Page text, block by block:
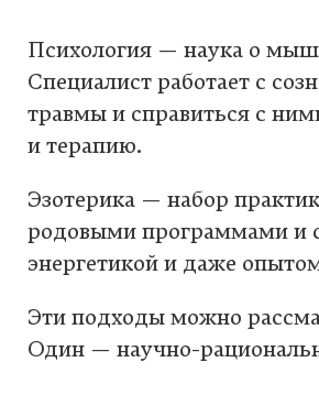
Психология — наука о
Специалист работает с
травмы и справиться с
и терапию.
Эзотерика — набор
родовыми программами и
энергетикой и даже
Эти подходы можно
Один — научно-